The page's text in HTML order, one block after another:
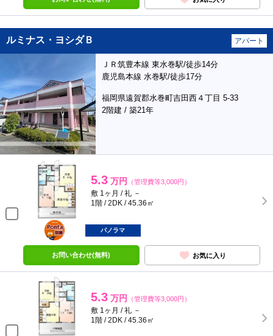
ルミナス・ヨシダＢ アパート
ＪＲ筑豊本線 東水巻駅/徒歩14分
鹿児島本線 水巻駅/徒歩17分
福岡県遠賀郡水巻町吉田西４丁目 5-33
2階建 / 築21年
5.3 万円 （管理費等3,000円）
敷 1ヶ月 / 礼 －
1階 / 2DK / 45.36㎡
ポンタ
部屋
パノラマ
お問い合わせ(無料) お気に入り
5.3 万円 （管理費等3,000円）
敷 1ヶ月 / 礼 －
1階 / 2DK / 45.36㎡